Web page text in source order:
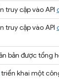
truy cập vào API
truy cập vào API
bản được tổng
triển khai một